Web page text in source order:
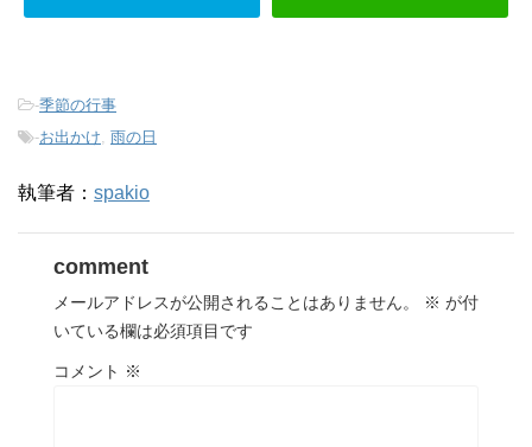
-季節の行事
-お出かけ 雨の日
執筆者： spakio
comment
メールアドレスが公開されることはありません。 ※ が付
いている欄は必須項目です
コメント ※